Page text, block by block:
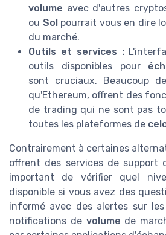
volume avec d'autres
ou Sol pourrait vous en dire
du marché.
Outils et services :
outils disponibles pour
sont cruciaux. Beaucoup
qu'Ethereum, offrent des
de trading qui ne sont pas
toutes les plateformes de
Contrairement à certaines
offrent des services de support
important de vérifier quel
disponible si vous avez des
informé avec des alertes sur
notifications de volume de